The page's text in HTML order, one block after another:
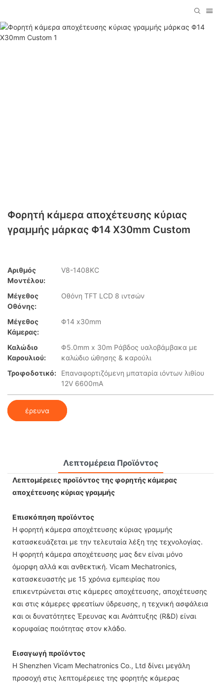
Φορητή κάμερα αποχέτευσης κύριας
γραμμής μάρκας Φ14 X30mm Custom
Αριθμός
Μοντέλου:
V8-1408KC
Μέγεθος
Οθόνης:
Οθόνη TFT LCD 8 ιντσών
Μέγεθος
Κάμερας:
Φ14 x30mm
Καλώδιο
Καρουλιού:
Φ5.0mm x 30m Ράβδος υαλοβάμβακα με
καλώδιο ώθησης & καρούλι
Τροφοδοτικό:
Επαναφορτιζόμενη μπαταρία ιόντων λιθίου
12V 6600mA
έρευνα
Λεπτομέρεια Προϊόντος
Λεπτομέρειες προϊόντος της φορητής κάμερας
αποχέτευσης κύριας γραμμής
Επισκόπηση προϊόντος
Η φορητή κάμερα αποχέτευσης κύριας γραμμής
κατασκευάζεται με την τελευταία λέξη της τεχνολογίας.
Η φορητή κάμερα αποχέτευσης μας δεν είναι μόνο
όμορφη αλλά και ανθεκτική. Vicam Mechatronics,
κατασκευαστής με 15 χρόνια εμπειρίας που
επικεντρώνεται στις κάμερες αποχέτευσης, αποχέτευσης
και στις κάμερες φρεατίων ύδρευσης, η τεχνική ασφάλεια
και οι δυνατότητες Έρευνας και Ανάπτυξης (R&D) είναι
κορυφαίας ποιότητας στον κλάδο.
Εισαγωγή προϊόντος
Η Shenzhen Vicam Mechatronics Co., Ltd δίνει μεγάλη
προσοχή στις λεπτομέρειες της φορητής κάμερας